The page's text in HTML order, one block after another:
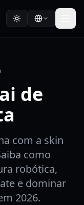
de
com a skin
como
robótica,
e dominar
2026.